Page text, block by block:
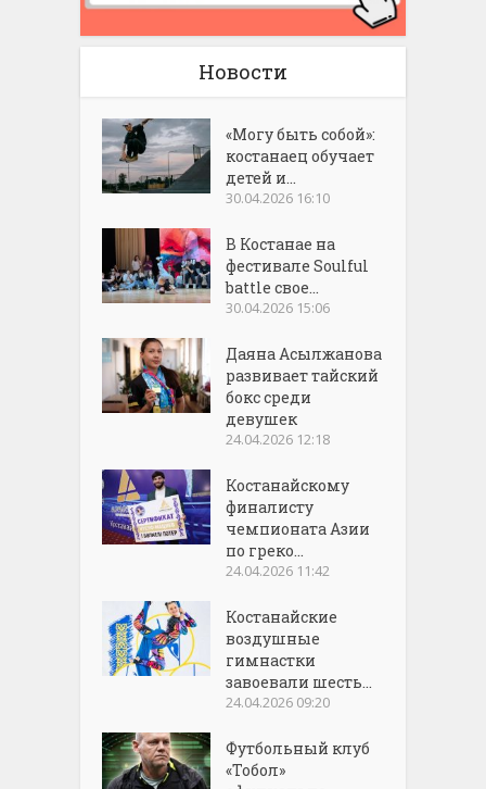
Новости
«Могу быть собой»:
костанаец обучает
детей и...
30.04.2026 16:10
В Костанае на
фестивале Soulful
battle свое...
30.04.2026 15:06
Даяна Асылжанова
развивает тайский
бокс среди
девушек
24.04.2026 12:18
Костанайскому
финалисту
чемпионата Азии
по греко...
24.04.2026 11:42
Костанайские
воздушные
гимнастки
завоевали шесть...
24.04.2026 09:20
Футбольный клуб
«Тобол»